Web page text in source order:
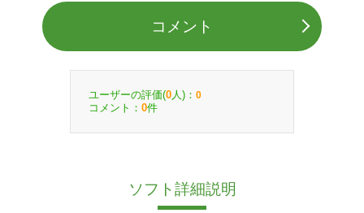
コメント
ユーザーの評価(0 人)： 0
コメント： 0件
ソフト詳細説明